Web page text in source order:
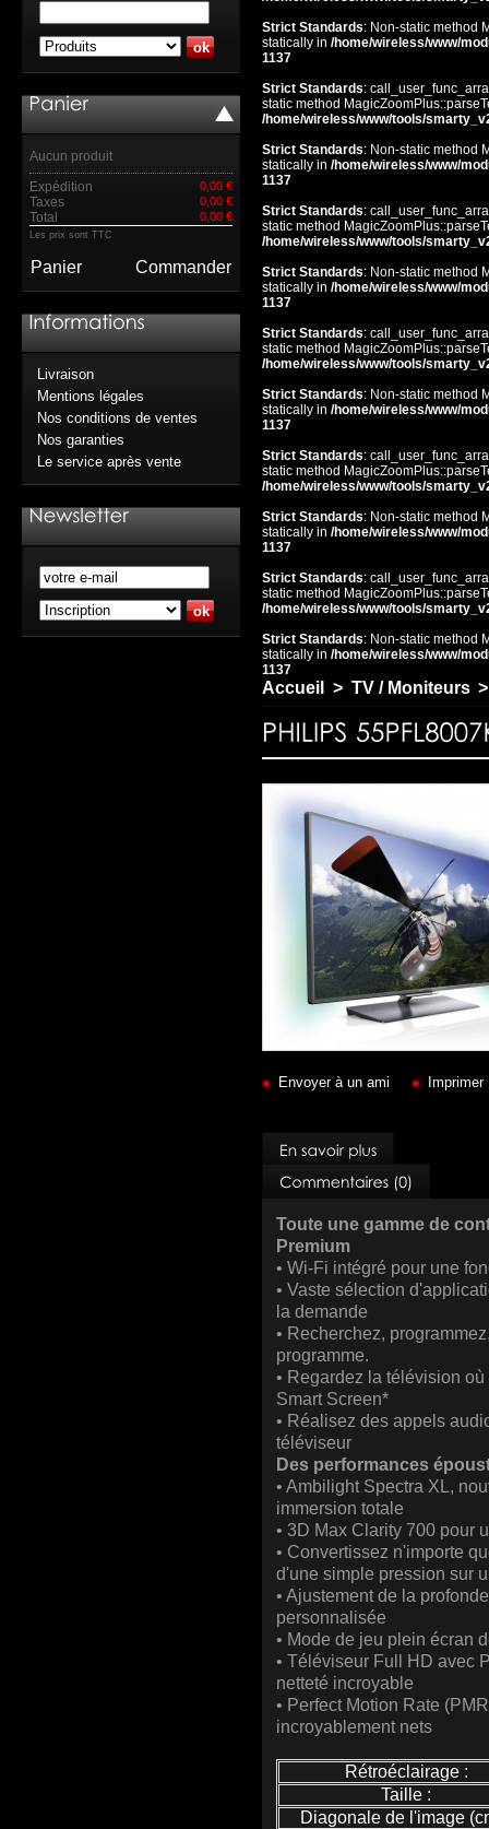
Aucun produit
Expédition
0,00 €
Taxes 0,00 €
Total 0,00 €
Les prix sont TTC
Panier Commander
Livraison
Mentions légales
Nos conditions de ventes
Nos garanties
Le service après vente
Strict Standards: Non-static method
statically in /home/wireless/www/
1137
Strict Standards:
static method
/home/wireless/www/tools/
Strict Standards: Non-static method
statically in /home/wireless/www/
1137
Strict Standards:
static method
/home/wireless/www/tools/
Strict Standards: Non-static method
statically in /home/wireless/www/
1137
Strict Standards:
static method
/home/wireless/www/tools/
Strict Standards: Non-static method
statically in /home/wireless/www/
1137
Strict Standards:
static method
/home/wireless/www/tools/
Strict Standards: Non-static method
statically in /home/wireless/www/
1137
Strict Standards:
static method
/home/wireless/www/tools/
Strict Standards: Non-static method
statically in /home/wireless/www/
1137
Accueil > TV / Moniteurs >
Envoyer à un ami Imprimer
Toute une gamme de
Premium
• Wi-Fi intégré pour une
• Vaste sélection
la demande
• Recherchez,
programme.
• Regardez la télévision
Smart Screen*
• Réalisez des appels
téléviseur
Des performances
• Ambilight Spectra XL,
immersion totale
• 3D Max Clarity 700 pour
• Convertissez n'importe
d'une simple pression sur
• Ajustement de la
personnalisée
• Mode de jeu plein écran
• Téléviseur Full HD avec
netteté incroyable
• Perfect Motion Rate
incroyablement nets
Rétroéclairage :
Taille :
Diagonale de l'image